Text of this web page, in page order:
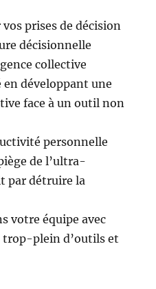
prises de décision
décisionnelle
collective
développant une
face à un outil non
personnelle
de l’ultra-
par détruire la
votre équipe avec
plein d’outils et